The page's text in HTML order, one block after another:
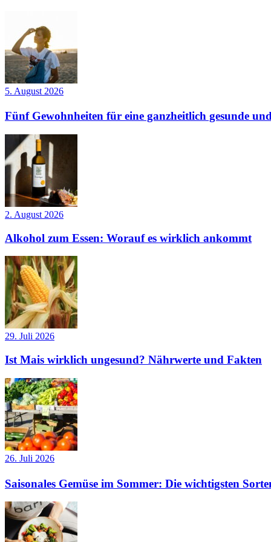
5. August 2026
Fünf Gewohnheiten für eine ganzheitlich gesunde
2. August 2026
Alkohol zum Essen: Worauf es wirklich ankommt
29. Juli 2026
Ist Mais wirklich ungesund? Nährwerte und Fakten
26. Juli 2026
Saisonales Gemüse im Sommer: Die wichtigsten